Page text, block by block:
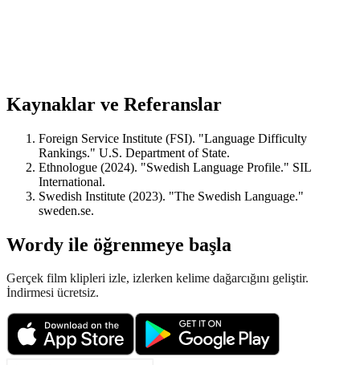
Kaynaklar ve Referanslar
Foreign Service Institute (FSI). "Language Difficulty
Rankings." U.S. Department of State.
Ethnologue (2024). "Swedish Language Profile." SIL
International.
Swedish Institute (2023). "The Swedish Language."
sweden.se.
Wordy ile öğrenmeye başla
Gerçek film klipleri izle, izlerken kelime dağarcığını geliştir.
İndirmesi ücretsiz.